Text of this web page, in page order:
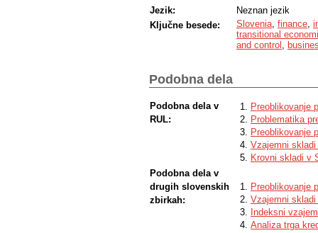
Jezik:
Neznan jezik
Ključne besede:
Slovenia finance
transitional
and control
Podobna dela
Podobna dela v
RUL:
Preoblikovanje
Problematika
Preoblikovanje
Vzajemni
Krovni skladi v
Podobna dela v
drugih slovenskih
zbirkah:
Preoblikovanje
Vzajemni
Indeksni
Analiza trga